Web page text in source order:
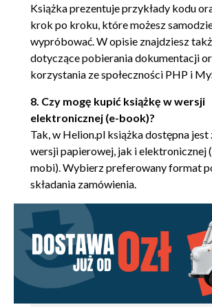
Stałe (84)
Definiowanie stałych
Wyrażenia (85)
Operandy (85)
Umieszczanie wartości w
Cudzysłowy (91)
Sekwencje sterujące (91)
Apostrofy (92)
Nawiasy klamrowe (92)
Struktury sterujące (93)
Instrukcje warunkowe
Pętle (96)
Instrukcje dołączania
Książka prezentuje przykłady kodu
krok po kroku, które możesz
wypróbować. W opisie znajdziesz
dotyczące pobierania dokumentacji
korzystania ze społeczności PHP i
8. Czy mogę kupić książkę w wersji
elektronicznej (e-book)?
Tak, w Helion.pl książka dostępna
wersji papierowej, jak i elektronicznej
mobi). Wybierz preferowany format
składania zamówienia.